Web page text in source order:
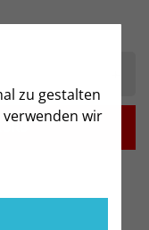
zu gestalten
wir